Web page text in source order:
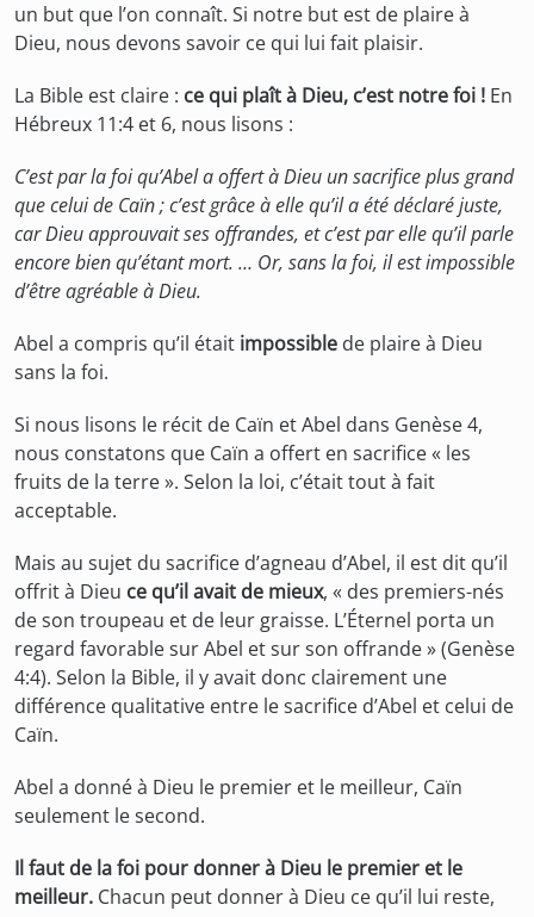
un but que l’on connaît. Si notre but est de plaire à
Dieu, nous devons savoir ce qui lui fait plaisir.
La Bible est claire : ce qui plaît à Dieu, c’est notre foi ! En
Hébreux 11:4 et 6, nous lisons :
C’est par la foi qu’Abel a offert à Dieu un sacrifice plus grand
que celui de Caïn ; c’est grâce à elle qu’il a été déclaré juste,
car Dieu approuvait ses offrandes, et c’est par elle qu’il parle
encore bien qu’étant mort. … Or, sans la foi, il est impossible
d’être agréable à Dieu.
Abel a compris qu’il était impossible de plaire à Dieu
sans la foi.
Si nous lisons le récit de Caïn et Abel dans Genèse 4,
nous constatons que Caïn a offert en sacrifice « les
fruits de la terre ». Selon la loi, c’était tout à fait
acceptable.
Mais au sujet du sacrifice d’agneau d’Abel, il est dit qu’il
offrit à Dieu ce qu’il avait de mieux, « des premiers-nés
de son troupeau et de leur graisse. L’Éternel porta un
regard favorable sur Abel et sur son offrande » (Genèse
4:4). Selon la Bible, il y avait donc clairement une
différence qualitative entre le sacrifice d’Abel et celui de
Caïn.
Abel a donné à Dieu le premier et le meilleur, Caïn
seulement le second.
Il faut de la foi pour donner à Dieu le premier et le
meilleur. Chacun peut donner à Dieu ce qu’il lui reste,